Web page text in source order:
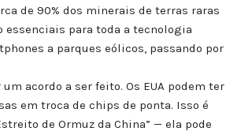
de 90% dos minerais de terras raras
essenciais para toda a tecnologia
a parques eólicos, passando por
acordo a ser feito. Os EUA podem ter
em troca de chips de ponta. Isso é
de Ormuz da China” — ela pode